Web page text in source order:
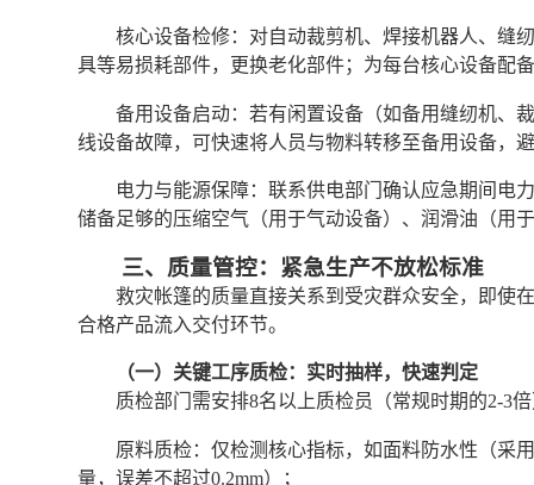
核心设备检修：对自动裁剪机、焊接机器人、缝
具等易损耗部件，更换老化部件；为每台核心设备配
备用设备启动：若有闲置设备（如备用缝纫机、
线设备故障，可快速将人员与物料转移至备用设备，
电力与能源保障：联系供电部门确认应急期间电
储备足够的压缩空气（用于气动设备）、润滑油（用
三、质量管控：紧急生产不放松标准
救灾帐篷的质量直接关系到受灾群众安全，即使
合格产品流入交付环节。
（一）关键工序质检：实时抽样，快速判定
质检部门需安排8名以上质检员（常规时期的2-3
原料质检：仅检测核心指标，如面料防水性（采
量，误差不超过0.2mm）；